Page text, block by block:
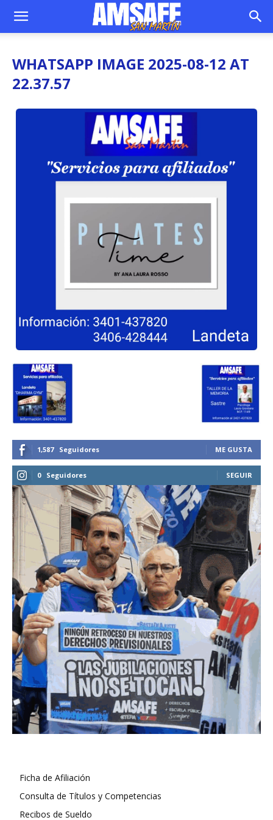
WHATSAPP IMAGE 2025-08-12 AT
22.37.57
1,587 Seguidores ME GUSTA
0 Seguidores SEGUIR
Ficha de Afiliación
Consulta de Títulos y Competencias
Recibos de Sueldo